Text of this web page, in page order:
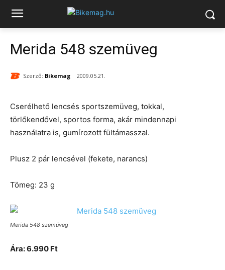
Merida 548 szemüveg
Szerző: Bikemag 2009.05.21.
Cserélhető lencsés sportszemüveg, tokkal,
törlőkendővel, sportos forma, akár mindennapi
használatra is, gumírozott fültámasszal.
Plusz 2 pár lencsével (fekete, narancs)
Tömeg: 23 g
Merida 548 szemüveg
Ára: 6.990 Ft